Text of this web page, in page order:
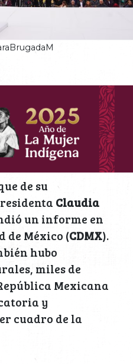
de su
Claudia
un informe en
de México (CDMX).
hubo
miles de
Mexicana
y
cuadro de la